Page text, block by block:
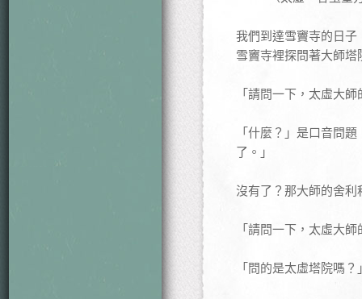
我們到達雪竇寺的日
雪竇寺裡探問著大師
「請問一下，太虛大
「什麼？」是口音問
了。」
沒有了？那大師的舍
「請問一下，太虛大
「問的是太虛塔院嗎？